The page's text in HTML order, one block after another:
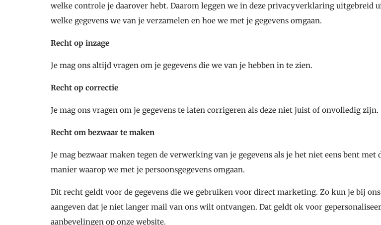
welke controle je daarover hebt. Daarom leggen we in deze privacyverklaring uitgebreid
welke gegevens we van je verzamelen en hoe we met je gegevens omgaan.
Recht op inzage
Je mag ons altijd vragen om je gegevens die we van je hebben in te zien.
Recht op correctie
Je mag ons vragen om je gegevens te laten corrigeren als deze niet juist of onvolledig zijn.
Recht om bezwaar te maken
Je mag bezwaar maken tegen de verwerking van je gegevens als je het niet eens bent met
manier waarop we met je persoonsgegevens omgaan.
Dit recht geldt voor de gegevens die we gebruiken voor direct marketing. Zo kun je bij ons
aangeven dat je niet langer mail van ons wilt ontvangen. Dat geldt ok voor
aanbevelingen op onze website.